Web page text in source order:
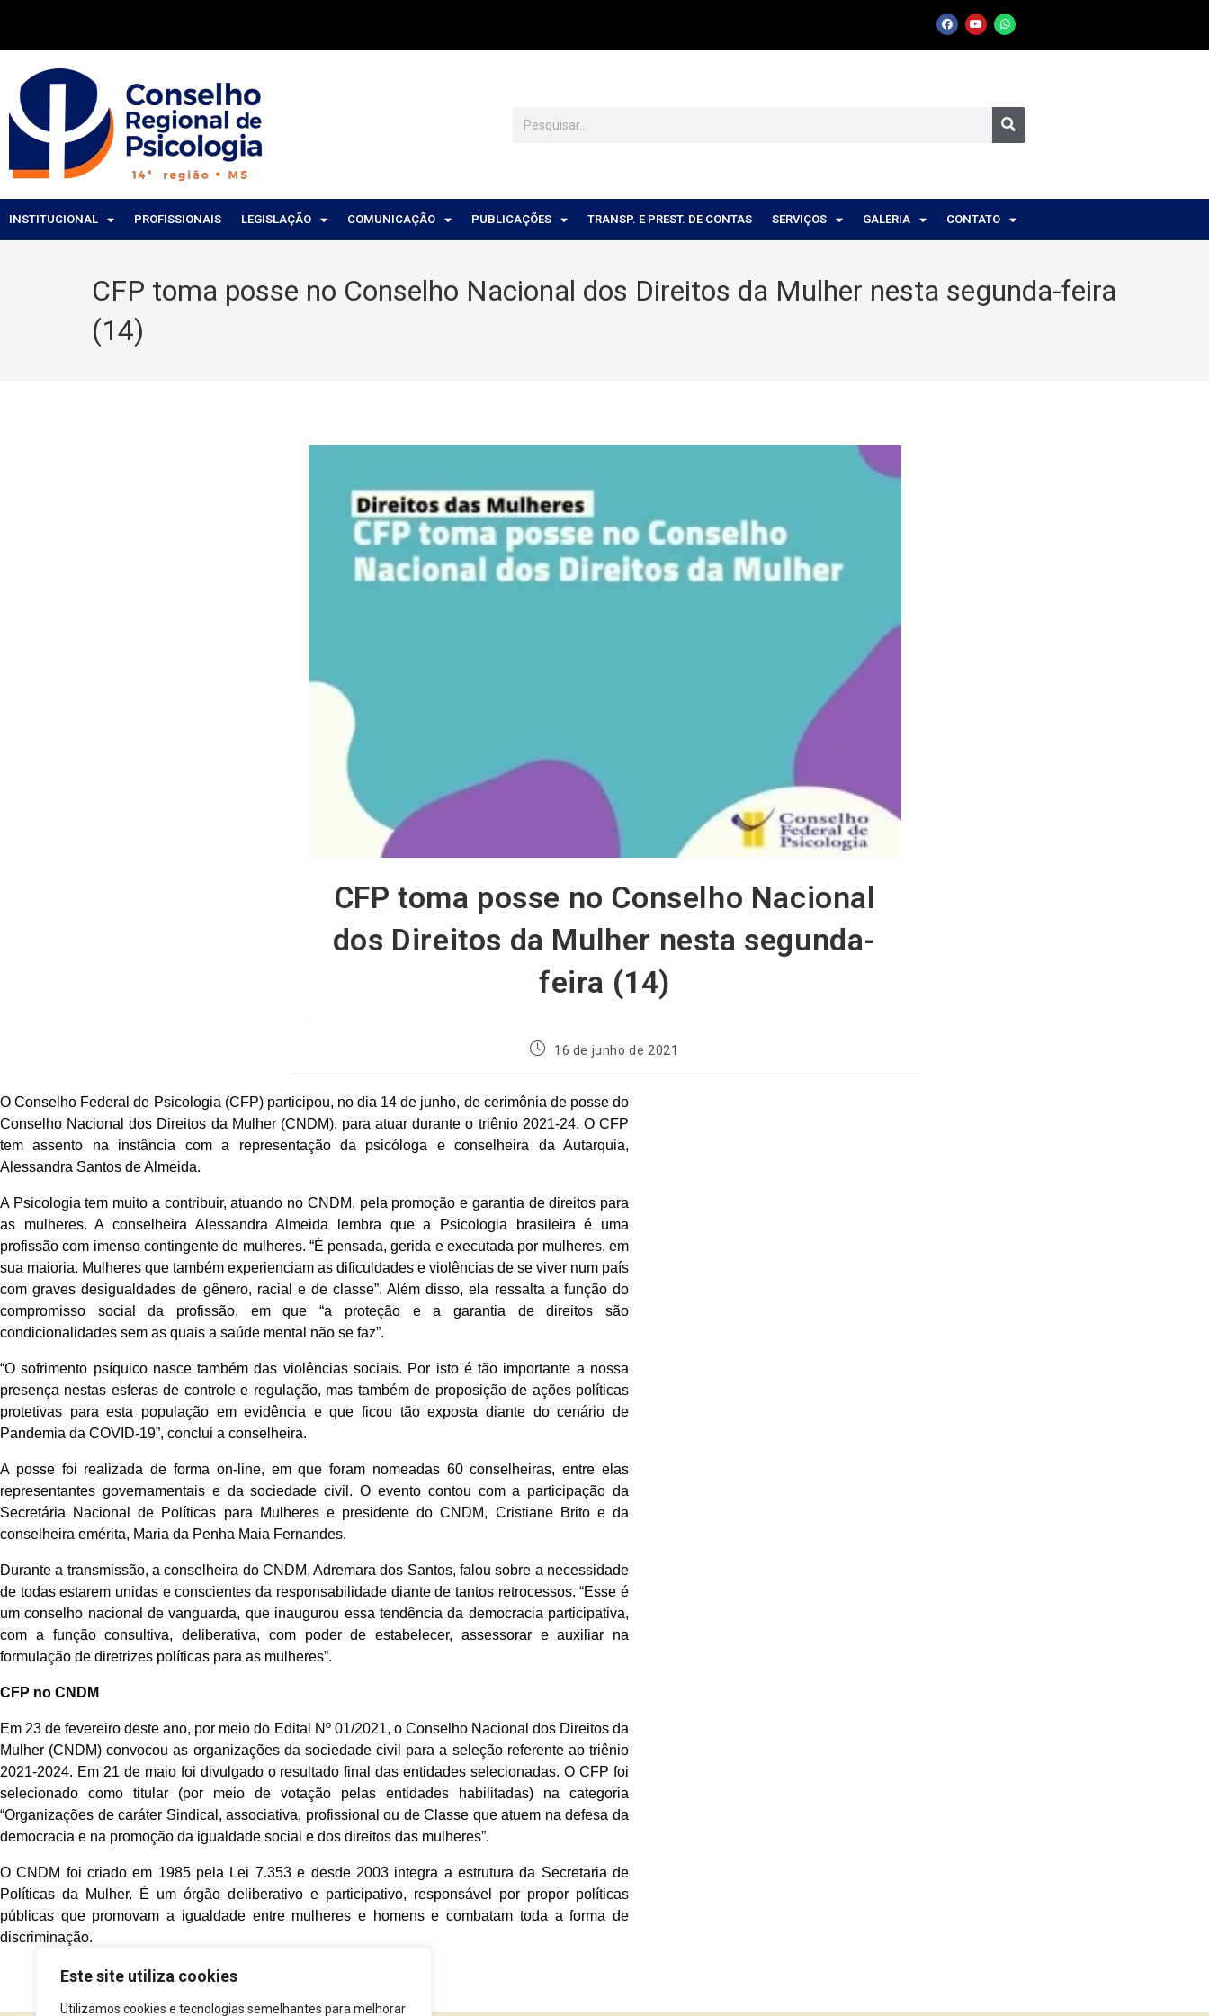
Este site utiliza cookies
Utilizamos cookies e tecnologias semelhantes para melhorar
INSTITUCIONAL PROFISSIONAIS LEGISLAÇÃO COMUNICAÇÃO PUBLICAÇÕES TRANSP. E PREST. DE CONTAS SERVIÇOS GALERIA CONTATO
CFP toma posse no Conselho Nacional dos Direitos da Mulher nesta segunda-feira
(14)
CFP toma posse no Conselho Nacional
dos Direitos da Mulher nesta segunda-
feira (14)
16 de junho de 2021
O Conselho Federal de Psicologia (CFP) participou, no dia 14 de junho, de cerimônia de posse do
Conselho Nacional dos Direitos da Mulher (CNDM), para atuar durante o triênio 2021-24. O CFP
tem assento na instância com a representação da psicóloga e conselheira da Autarquia,
Alessandra Santos de Almeida.
A Psicologia tem muito a contribuir, atuando no CNDM, pela promoção e garantia de direitos para
as mulheres. A conselheira Alessandra Almeida lembra que a Psicologia brasileira é uma
profissão com imenso contingente de mulheres. “É pensada, gerida e executada por mulheres, em
sua maioria. Mulheres que também experienciam as dificuldades e violências de se viver num país
com graves desigualdades de gênero, racial e de classe”. Além disso, ela ressalta a função do
compromisso social da profissão, em que “a proteção e a garantia de direitos são
condicionalidades sem as quais a saúde mental não se faz”.
“O sofrimento psíquico nasce também das violências sociais. Por isto é tão importante a nossa
presença nestas esferas de controle e regulação, mas também de proposição de ações políticas
protetivas para esta população em evidência e que ficou tão exposta diante do cenário de
Pandemia da COVID-19”, conclui a conselheira.
A posse foi realizada de forma on-line, em que foram nomeadas 60 conselheiras, entre elas
representantes governamentais e da sociedade civil. O evento contou com a participação da
Secretária Nacional de Políticas para Mulheres e presidente do CNDM, Cristiane Brito e da
conselheira emérita, Maria da Penha Maia Fernandes.
Durante a transmissão, a conselheira do CNDM, Adremara dos Santos, falou sobre a necessidade
de todas estarem unidas e conscientes da responsabilidade diante de tantos retrocessos. “Esse é
um conselho nacional de vanguarda, que inaugurou essa tendência da democracia participativa,
com a função consultiva, deliberativa, com poder de estabelecer, assessorar e auxiliar na
formulação de diretrizes políticas para as mulheres”.
CFP no CNDM
Em 23 de fevereiro deste ano, por meio do Edital Nº 01/2021, o Conselho Nacional dos Direitos da
Mulher (CNDM) convocou as organizações da sociedade civil para a seleção referente ao triênio
2021-2024. Em 21 de maio foi divulgado o resultado final das entidades selecionadas. O CFP foi
selecionado como titular (por meio de votação pelas entidades habilitadas) na categoria
“Organizações de caráter Sindical, associativa, profissional ou de Classe que atuem na defesa da
democracia e na promoção da igualdade social e dos direitos das mulheres”.
O CNDM foi criado em 1985 pela Lei 7.353 e desde 2003 integra a estrutura da Secretaria de
Políticas da Mulher. É um órgão deliberativo e participativo, responsável por propor políticas
públicas que promovam a igualdade entre mulheres e homens e combatam toda a forma de
discriminação.